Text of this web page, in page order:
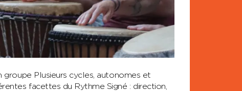
groupe Plusieurs cycles, autonomes et
facettes du Rythme Signé : direction,